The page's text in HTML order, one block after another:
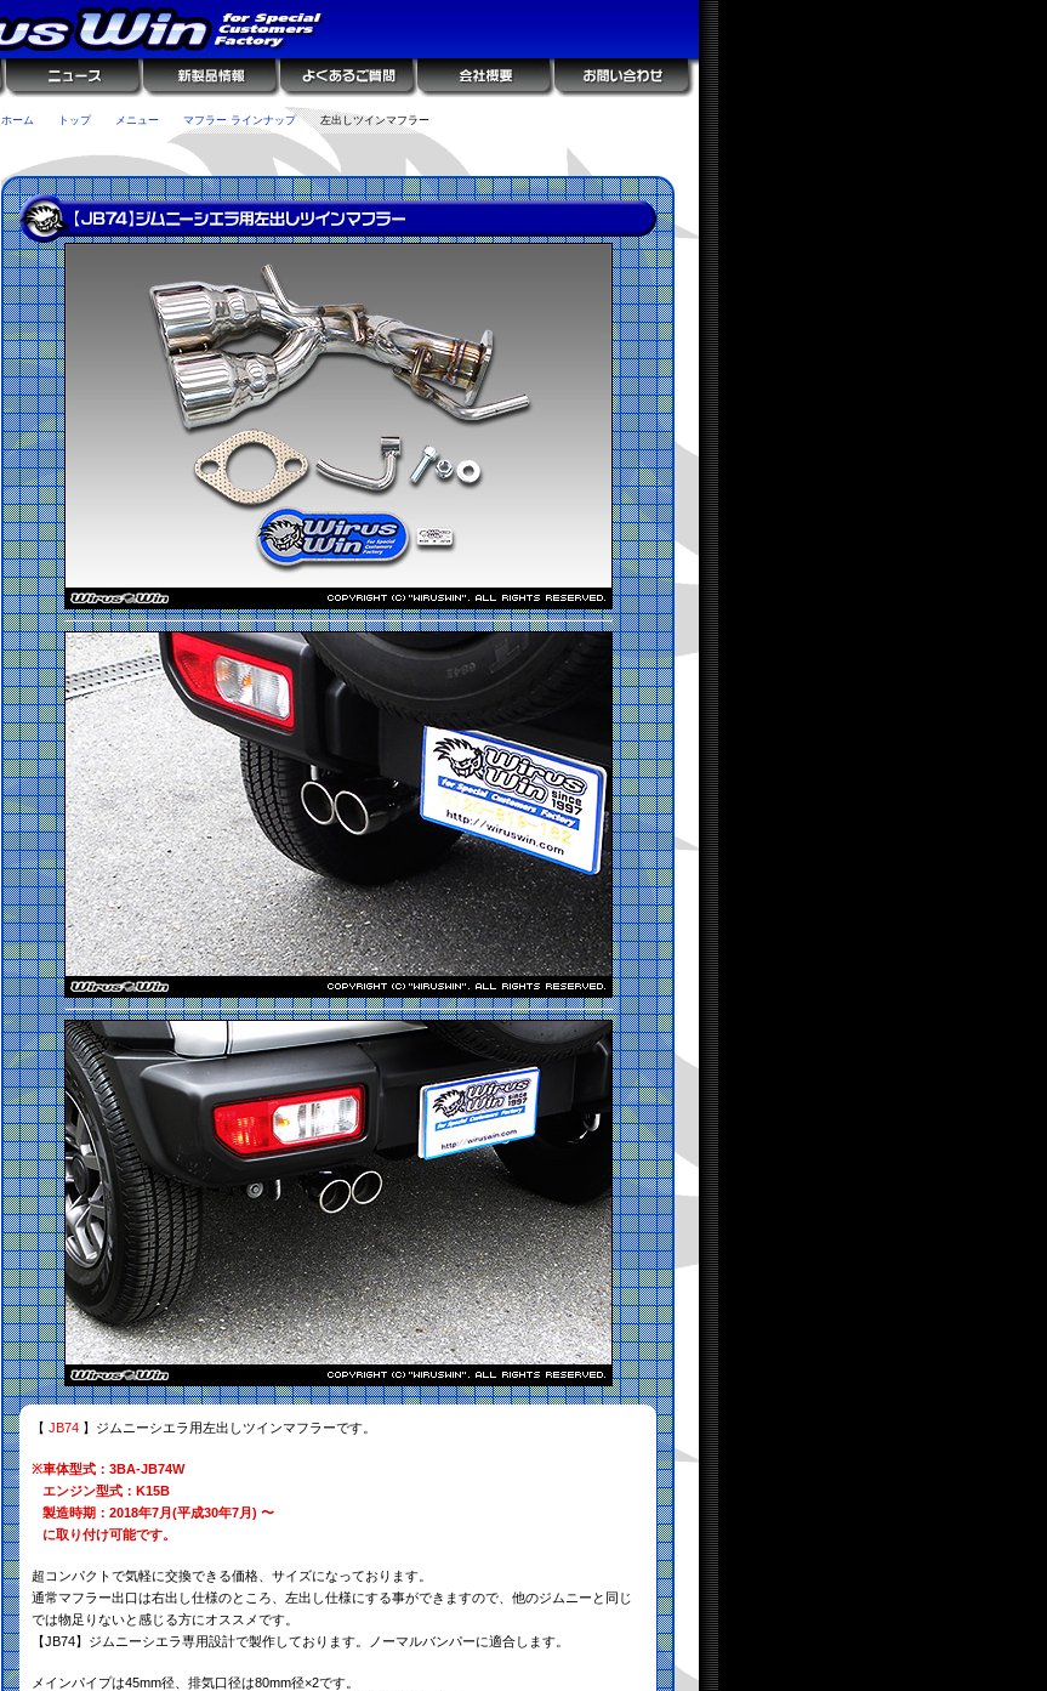
ホーム トップ メニュー マフラー ラインナップ 左出しツインマフラー
【 JB74 】ジムニーシエラ用左出しツインマフラーです。
※車体型式：3BA-JB74W
エンジン型式：K15B
製造時期：2018年7月(平成30年7月) 〜
に取り付け可能です。
超コンパクトで気軽に交換できる価格、サイズになっております。
通常マフラー出口は右出し仕様のところ、左出し仕様にする事ができますので、他のジムニーと同じ
では物足りないと感じる方にオススメです。
【JB74】ジムニーシエラ専用設計で製作しております。ノーマルバンパーに適合します。
メインパイプは45mm径、排気口径は80mm径×2です。